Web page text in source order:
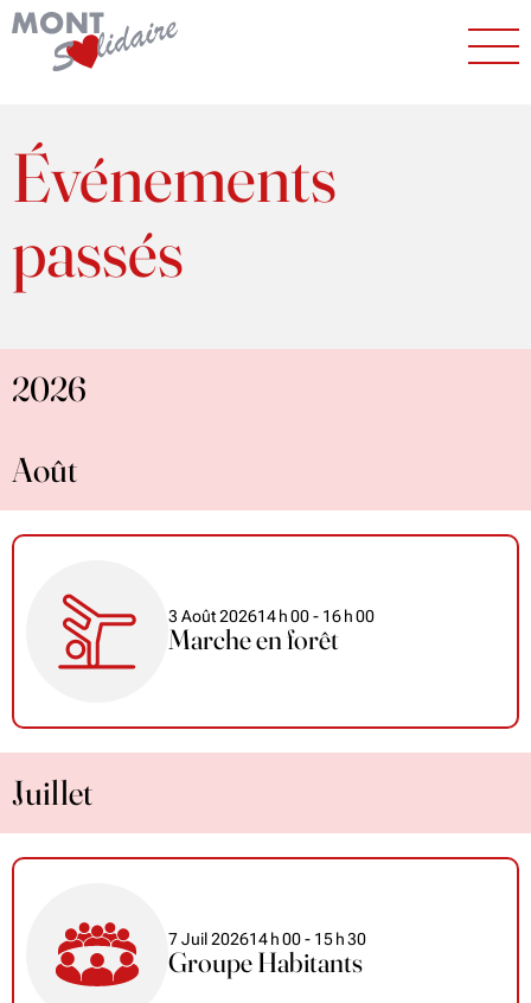
Événements
passés
2026
Août
3 Août 202614h00- 16h00
Marche en forêt
Juillet
7 Juil 202614h00- 15h30
Groupe Habitants